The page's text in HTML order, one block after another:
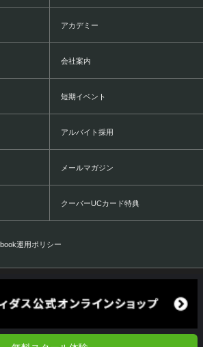
アカデミー
会社案内
短期イベント
アルバイト採用
メールマガジン
クーバーUCカード特典
運用ポリシー
1999-2016 All Rights Reserved.